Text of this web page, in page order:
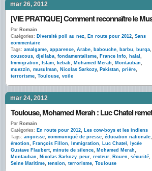
mar 26, 2012
Par Romain
Catégories: Diversité poil au nez, En route pour 2012, Sans
commentaire
Tags: amalgame, apparence, Arabe, babouche, barbu, burqa,
couscous, djellaba, fondamentalisme, France Info, halal ,
Immigration, Islam, kebab, Mohamed Merah, Montauban,
muezzin, musulman, Nicolas Sarkozy, Pakistan, prière,
terrorisme, Toulouse, voile
mar 24, 2012
Par Romain
Catégories: En route pour 2012, Les cow-boys et les indiens
Tags: angoisse, communiqué de presse, éducation nationale,
émotion, François Fillon, Immigration, Luc Chatel ,
lycée
Gustave Flaubert, minute de silence, Mohamed Merah,
Montauban, Nicolas Sarkozy, peur, recteur, Rouen, sécurité,
Seine Maritime, tension, terrorisme, Toulouse